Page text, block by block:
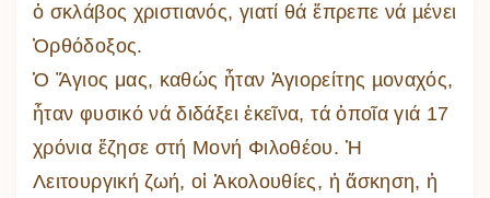
ὁ σκλάβος χριστιανός, γιατί θά ἔπρεπε νά µένει
Ὀρθόδοξος.
Ὁ Ἅγιος μας, καθώς ἦταν Ἁγιορείτης µοναχός,
ἦταν φυσικό νά διδάξει ἐκεῖνα, τά ὁποῖα γιά 17
χρόνια ἔζησε στή Μονή Φιλοθέου. Ἡ
Λειτουργική ζωή, οἱ Ἀκολουθίες, ἡ ἄσκηση, ἡ